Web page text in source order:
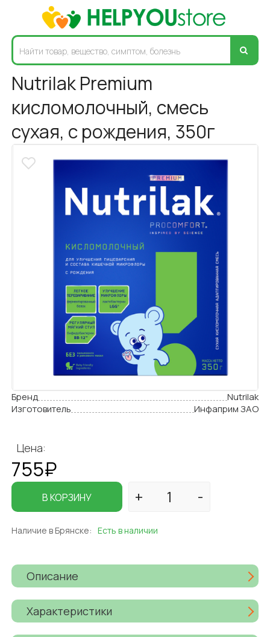
Nutrilak Premium
кисломолочный, смесь
сухая, с рождения, 350г
Бренд
Nutrilak
Изготовитель
Инфаприм ЗАО
Цена:
755₽
В КОРЗИНУ
Наличие в Брянске: Есть в наличии
Описание
Характеристики